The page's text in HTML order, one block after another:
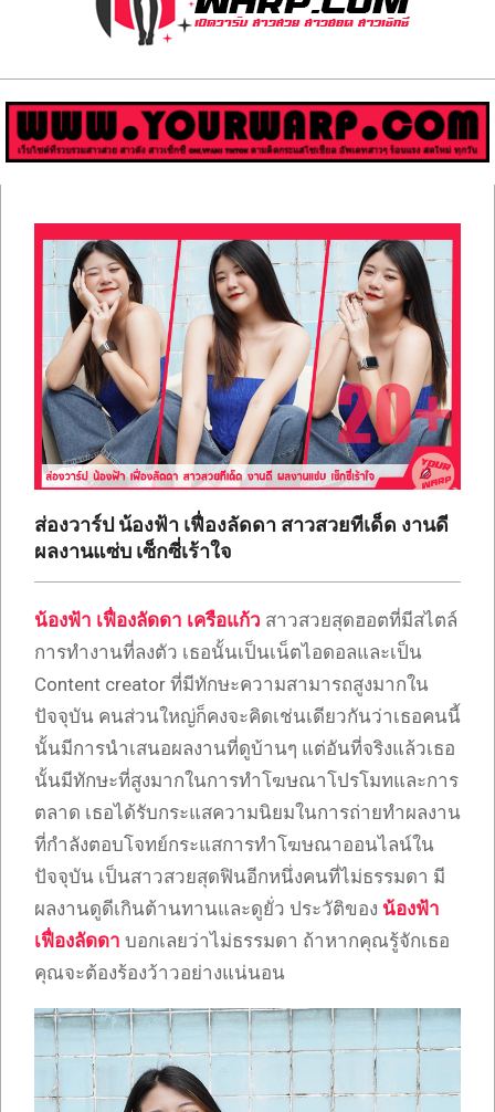
ส่อง
วาร์
ป
สวย
มีชื่อ
เสียง
คน
ดัง
คน
กระแส
เซ็กซี่
ONLYFANS
TIKTOK
Navigation
ส่องวาร์ป น้องฟ้า เฟื่องลัดดา สาวสวยทีเด็ด งานดี
ผลงานแซ่บ เซ็กซี่เร้าใจ
น้องฟ้า เฟื่องลัดดา เครือแก้ว สาวสวยสุดฮอตที่มีสไตล์
การทำงานที่ลงตัว เธอนั้นเป็นเน็ตไอดอลและเป็น
Content creator ที่มีทักษะความสามารถสูงมากใน
ปัจจุบัน คนส่วนใหญ่ก็คงจะคิดเช่นเดียวกันว่าเธอคนนี้
นั้นมีการนำเสนอผลงานที่ดูบ้านๆ แต่อันที่จริงแล้วเธอ
นั้นมีทักษะที่สูงมากในการทำโฆษณาโปรโมทและการ
ตลาด เธอได้รับกระแสความนิยมในการถ่ายทำผลงาน
ที่กำลังตอบโจทย์กระแสการทำโฆษณาออนไลน์ใน
ปัจจุบัน เป็นสาวสวยสุดฟินอีกหนึ่งคนที่ไม่ธรรมดา มี
ผลงานดูดีเกินต้านทานและดูยั่ว ประวัติของ น้องฟ้า
เฟื่องลัดดา บอกเลยว่าไม่ธรรมดา ถ้าหากคุณรู้จักเธอ
คุณจะต้องร้องว้าวอย่างแน่นอน